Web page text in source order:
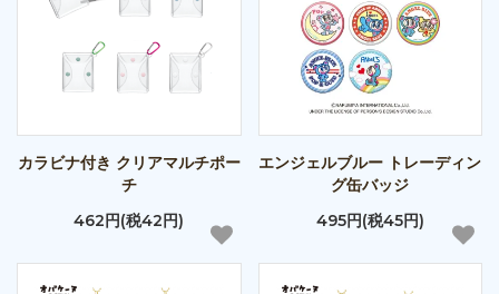
カラビナ付き クリアマルチポー
チ
462円(税42円)
エンジェルブルー トレーディン
グ缶バッジ
495円(税45円)